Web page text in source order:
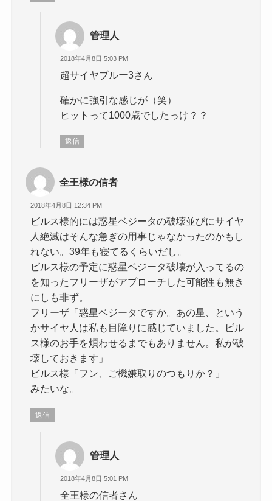
管理人
2018年4月8日 5:03 PM
超サイヤブルー3さん
確かに強引な感じが（笑）
ヒットって1000歳でしたっけ？？
返信
全王様の信者
2018年4月8日 12:34 PM
ビルス様的には惑星ベジータの破壊並びにサイヤ
人絶滅はそんな急ぎの用事じゃなかったのかもし
れない。39年も寝てるくらいだし。
ビルス様の予定に惑星ベジータ破壊が入ってるの
を知ったフリーザがアプローチした可能性も無き
にしも非ず。
フリーザ「惑星ベジータですか。あの星、という
かサイヤ人は私も目障りに感じていました。ビル
ス様のお手を煩わせるまでもありません。私が破
壊しておきます」
ビルス様「フン、ご機嫌取りのつもりか？」
みたいな。
返信
管理人
2018年4月8日 5:01 PM
全王様の信者さん